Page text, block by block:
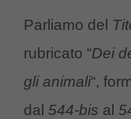
Parliamo del
rubricato “Dei
gli animali“,
dal 544-bis al